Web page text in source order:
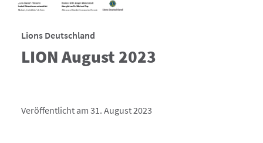
Lions Deutschland
LION August 2023
Veröffentlicht am 31. August 2023